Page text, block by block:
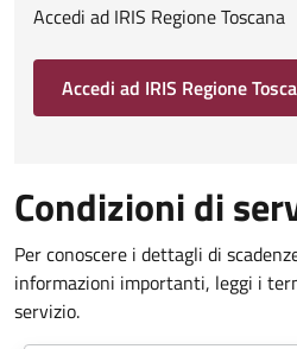
Accedi ad IRIS Regione Toscana
Accedi ad IRIS Regione
Condizioni di
Per conoscere i dettagli di
informazioni importanti, leggi i
servizio.